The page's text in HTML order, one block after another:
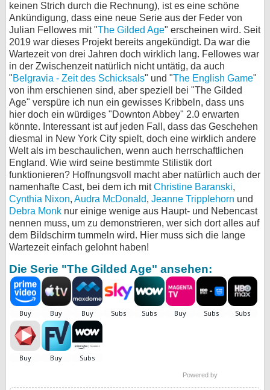
keinen Strich durch die Rechnung), ist es eine schöne
Ankündigung, dass eine neue Serie aus der Feder von
Julian Fellowes mit "The Gilded Age" erscheinen wird. Seit
2019 war dieses Projekt bereits angekündigt. Da war die
Wartezeit von drei Jahren doch wirklich lang. Fellowes war
in der Zwischenzeit natürlich nicht untätig, da auch
"Belgravia - Zeit des Schicksals" und "The English Game"
von ihm erschienen sind, aber speziell bei "The Gilded
Age" verspüre ich nun ein gewisses Kribbeln, dass uns
hier doch ein würdiges "Downton Abbey" 2.0 erwarten
könnte. Interessant ist auf jeden Fall, dass das Geschehen
diesmal in New York City spielt, doch eine wirklich andere
Welt als im beschaulichen, wenn auch herrschaftlichen
England. Wie wird seine bestimmte Stilistik dort
funktionieren? Hoffnungsvoll macht aber natürlich auch der
namenhafte Cast, bei dem ich mitChristine Baranski,
Cynthia Nixon, Audra McDonald, Jeanne Tripplehorn und
Debra Monk nur einige wenige aus Haupt- und Nebencast
nennen muss, um zu demonstrieren, wer sich dort alles auf
dem Bildschirm tummeln wird. Hier muss sich die lange
Wartezeit einfach gelohnt haben!
Die Serie "The Gilded Age" ansehen:
Powered by